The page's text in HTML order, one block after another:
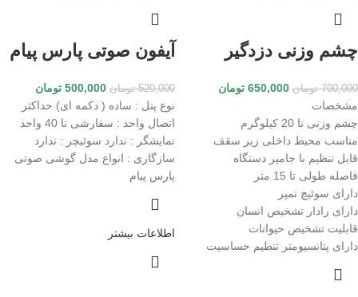
چشم وزنی دزدگیر
700,000 تومان 650,000 تومان
مشخصات
چشم وزنی تا 20 کیلوگرم
مناسب محیط داخلی زیر سقف
قابل تنظیم با جامپر دستگاه
فاصله طولی تا 15 متر
دارای سوئیچ تمپر
دارای رادار تشخیص انسان
قابلیت تشخیص حیوانات
دارای پتانسیومتر تنظیم حساسیت
آیفون صوتی پارس پیام
520,000 تومان 500,000 تومان
نوع پنل : ساده ( دکمه ای) حداکثر
اتصال واحد : سفارشی تا 40 واحد
نمایشگر : ندارد سوئیچر : ندارد
سازگاری : انواع مدل گوشی صوتی
پارس پیام
اطلاعات بیشتر